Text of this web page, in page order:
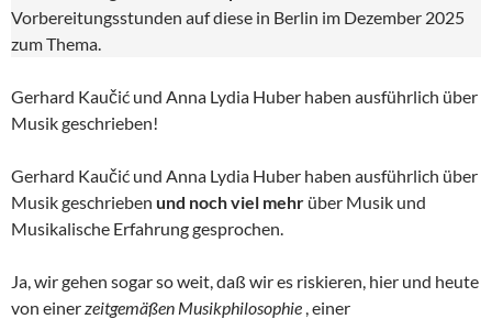
Vorbereitungsstunden auf diese in Berlin im Dezember 2025
zum Thema.
Gerhard Kaučić und Anna Lydia Huber haben ausführlich über
Musik geschrieben!
Gerhard Kaučić und Anna Lydia Huber haben ausführlich über
Musik geschrieben und noch viel mehr über Musik und
Musikalische Erfahrung gesprochen.
Ja, wir gehen sogar so weit, daß wir es riskieren, hier und heute
von einerzeitgemäßen Musikphilosophie , einer